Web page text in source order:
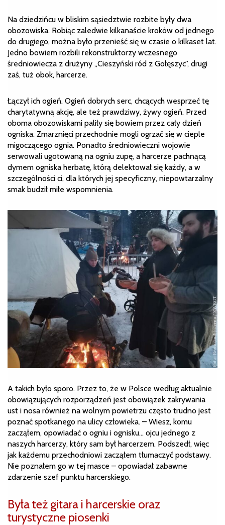
Na dziedzińcu w bliskim sąsiedztwie rozbite były dwa
obozowiska. Robiąc zaledwie kilkanaście kroków od jednego
do drugiego, można było przenieść się w czasie o kilkaset lat.
Jedno bowiem rozbili rekonstruktorzy wczesnego
średniowiecza z drużyny „Cieszyński ród z Gołęszyc”, drugi
zaś, tuż obok, harcerze.
Łączył ich ogień. Ogień dobrych serc, chcących wesprzeć tę
charytatywną akcję, ale też prawdziwy, żywy ogień. Przed
oboma obozowiskami paliły się bowiem przez cały dzień
ogniska. Zmarznięci przechodnie mogli ogrzać się w cieple
migoczącego ognia. Ponadto średniowieczni wojowie
serwowali ugotowaną na ogniu zupę, a harcerze pachnącą
dymem ogniska herbatę, którą delektował się każdy, a w
szczególności ci, dla których jej specyficzny, niepowtarzalny
smak budził miłe wspomnienia.
A takich było sporo. Przez to, że w Polsce według aktualnie
obowiązujących rozporządzeń jest obowiązek zakrywania
ust i nosa również na wolnym powietrzu często trudno jest
poznać spotkanego na ulicy człowieka. – Wiesz, komu
zacząłem, opowiadać o ogniu i ognisku… ojcu jednego z
naszych harcerzy, który sam był harcerzem. Podszedł, więc
jak każdemu przechodniowi zacząłem tłumaczyć podstawy.
Nie poznałem go w tej masce – opowiadał zabawne
zdarzenie szef punktu harcerskiego.
Była też gitara i harcerskie oraz
turystyczne piosenki